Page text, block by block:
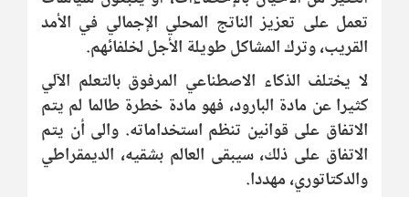
تعمل على تعزيز الناتج المحلي الإجمالي في الأمد
القريب، وترك المشاكل طويلة الأجل لخلفائهم.
لا يختلف الذكاء الاصطناعي المرفوق بالتعلم الآلي
كثيرا عن مادة البارود، فهو مادة خطرة طالما لم يتم
الاتفاق على قوانين تنظم استخداماته. والى أن يتم
الاتفاق على ذلك، سيبقى العالم بشقيه، الديمقراطي
والدكتاتوري، مهددا.